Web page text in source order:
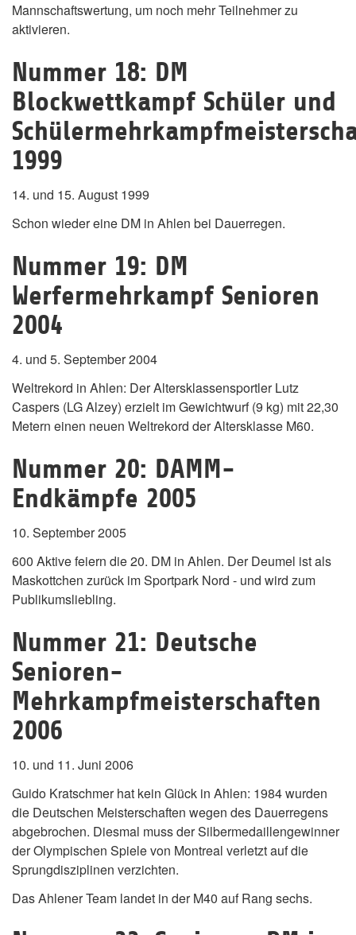
Mannschaftswertung, um noch mehr Teilnehmer zu
aktivieren.
Nummer 18: DM
Blockwettkampf Schüler und
1999
14. und 15. August 1999
Schon wieder eine DM in Ahlen bei Dauerregen.
Nummer 19: DM
Werfermehrkampf Senioren
2004
4. und 5. September 2004
Weltrekord in Ahlen: Der Altersklassensportler Lutz
Caspers (LG Alzey) erzielt im Gewichtwurf (9 kg) mit 22,30
Metern einen neuen Weltrekord der Altersklasse M60.
Nummer 20: DAMM-
Endkämpfe 2005
10. September 2005
600 Aktive feiern die 20. DM in Ahlen. Der Deumel ist als
Maskottchen zurück im Sportpark Nord - und wird zum
Publikumsliebling.
Nummer 21: Deutsche
Senioren-
Mehrkampfmeisterschaften
2006
10. und 11. Juni 2006
Guido Kratschmer hat kein Glück in Ahlen: 1984 wurden
die Deutschen Meisterschaften wegen des Dauerregens
abgebrochen. Diesmal muss der Silbermedaillengewinner
der Olympischen Spiele von Montreal verletzt auf die
Sprungdisziplinen verzichten.
Das Ahlener Team landet in der M40 auf Rang sechs.